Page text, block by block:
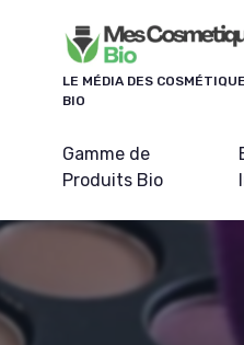
LE MÉDIA DES
BIO
Gamme de
Produits Bio